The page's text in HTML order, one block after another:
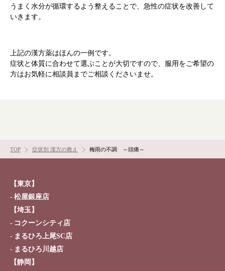
漢方を知る 皆様からのご質問
お問い合わせ
うまく水分が循環するよう整えることで、急性の症状を改善して
いきます。
上記の漢方薬はほんの一例です。
症状と体質に合わせて選ぶことが大切ですので、服用をご希望の
方はお気軽に相談員までご相談くださいませ。
TOP 症状別 漢方の教え 梅雨の不調 ～頭痛～
【東京】
松屋銀座店
【埼玉】
コクーンシティ店
まるひろ上尾SC店
まるひろ川越店
【静岡】